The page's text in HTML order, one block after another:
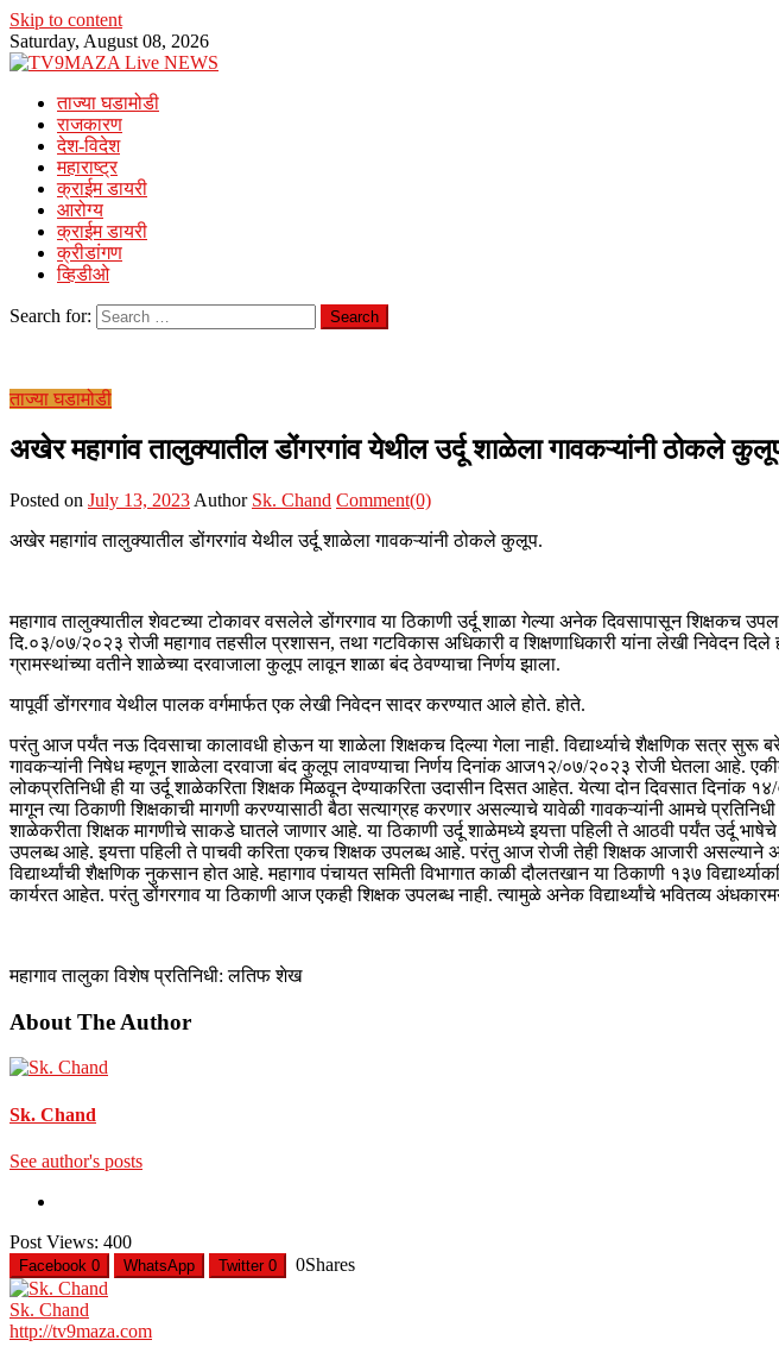
Skip to content
Saturday, August 08, 2026
ताज्या घडामोडी
राजकारण
देश-विदेश
महाराष्ट्र
क्राईम डायरी
आरोग्य
क्राईम डायरी
क्रीडांगण
व्हिडीओ
Search for:
ताज्या घडामोडी
अखेर महागांव तालुक्यातील डोंगरगांव येथील उर्दू शाळेला गावकऱ्यांनी ठोकले
Posted on July 13, 2023 Author Sk. Chand Comment(0)
अखेर महागांव तालुक्यातील डोंगरगांव येथील उर्दू शाळेला गावकऱ्यांनी ठोकले कुलूप.
महागाव तालुक्यातील शेवटच्या टोकावर वसलेले डोंगरगाव या ठिकाणी उर्दू शाळा गेल्या अनेक दिवसापासून शिक्षकच
दि.०३/०७/२०२३ रोजी महागाव तहसील प्रशासन, तथा गटविकास अधिकारी व शिक्षणाधिकारी यांना लेखी निवेदन
ग्रामस्थांच्या वतीने शाळेच्या दरवाजाला कुलूप लावून शाळा बंद ठेवण्याचा निर्णय झाला.
यापूर्वी डोंगरगाव येथील पालक वर्गमार्फत एक लेखी निवेदन सादर करण्यात आले होते. होते.
परंतु आज पर्यंत नऊ दिवसाचा कालावधी होऊन या शाळेला शिक्षकच दिल्या गेला नाही. विद्यार्थ्याचे शैक्षणिक सत्र सुरू
गावकऱ्यांनी निषेध म्हणून शाळेला दरवाजा बंद कुलूप लावण्याचा निर्णय दिनांक आज१२/०७/२०२३ रोजी घेतला आहे.
लोकप्रतिनिधी ही या उर्दू शाळेकरिता शिक्षक मिळवून देण्याकरिता उदासीन दिसत आहेत. येत्या दोन दिवसात दिनांक
मागून त्या ठिकाणी शिक्षकाची मागणी करण्यासाठी बैठा सत्याग्रह करणार असल्याचे यावेळी गावकऱ्यांनी आमचे
शाळेकरीता शिक्षक मागणीचे साकडे घातले जाणार आहे. या ठिकाणी उर्दू शाळेमध्ये इयत्ता पहिली ते आठवी पर्यंत उर्दू भाषेचे
उपलब्ध आहे. इयत्ता पहिली ते पाचवी करिता एकच शिक्षक उपलब्ध आहे. परंतु आज रोजी तेही शिक्षक आजारी असल्याने
विद्यार्थ्यांची शैक्षणिक नुकसान होत आहे. महागाव पंचायत समिती विभागात काळी दौलतखान या ठिकाणी १३७
कार्यरत आहेत. परंतु डोंगरगाव या ठिकाणी आज एकही शिक्षक उपलब्ध नाही. त्यामुळे अनेक विद्यार्थ्यांचे भवितव्य
महागाव तालुका विशेष प्रतिनिधी: लतिफ शेख
About The Author
Sk. Chand
See author's posts
Post Views: 400
Facebook 0 WhatsApp Twitter 0 0Shares
Sk. Chand
http://tv9maza.com